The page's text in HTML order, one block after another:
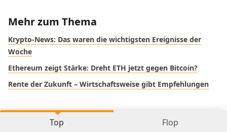
Mehr zum Thema
Krypto-News: Das waren die wichtigsten Ereignisse der
Woche
Ethereum zeigt Stärke: Dreht ETH jetzt gegen Bitcoin?
Rente der Zukunft – Wirtschaftsweise gibt Empfehlungen
Top Flop